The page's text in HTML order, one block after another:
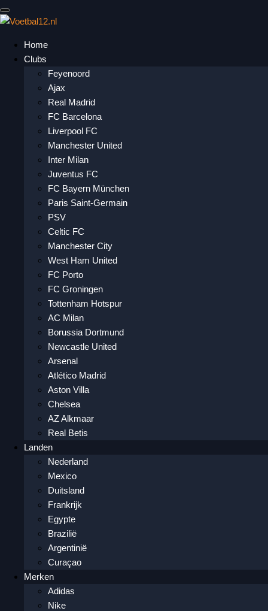
Home
Clubs
Feyenoord
Ajax
Real Madrid
FC Barcelona
Liverpool FC
Manchester United
Inter Milan
Juventus FC
FC Bayern München
Paris Saint-Germain
PSV
Celtic FC
Manchester City
West Ham United
FC Porto
FC Groningen
Tottenham Hotspur
AC Milan
Borussia Dortmund
Newcastle United
Arsenal
Atlético Madrid
Aston Villa
Chelsea
AZ Alkmaar
Real Betis
Landen
Nederland
Mexico
Duitsland
Frankrijk
Egypte
Brazilië
Argentinië
Curaçao
Merken
Adidas
Nike